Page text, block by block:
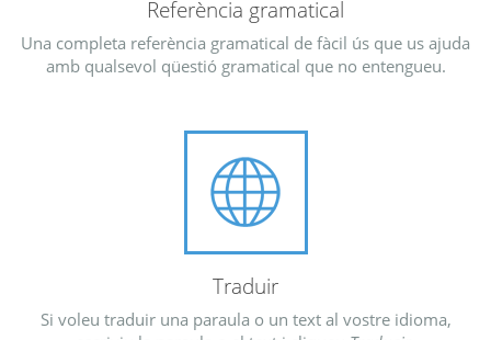
Referència gramatical
Una completa referència gramatical de fàcil ús que us ajuda
amb qualsevol qüestió gramatical que no entengueu.
Traduir
Si voleu traduir una paraula o un text al vostre idioma,